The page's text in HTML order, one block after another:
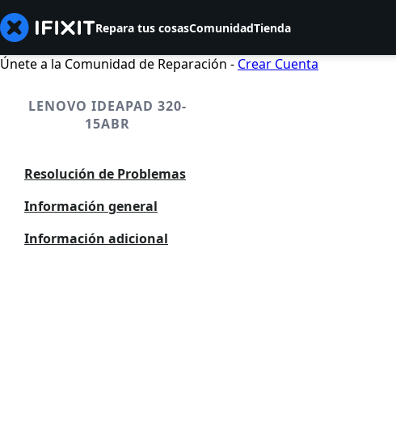
Repara tus cosasComunidadTienda
Únete a la Comunidad de Reparación - Crear Cuenta
LENOVO IDEAPAD 320-
15ABR
Resolución de Problemas
Información general
Información adicional